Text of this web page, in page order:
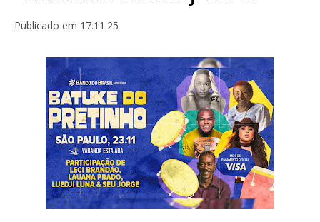
Publicado em 17.11.25